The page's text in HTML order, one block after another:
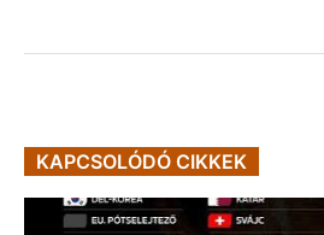
KAPCSOLÓDÓ CIKKEK